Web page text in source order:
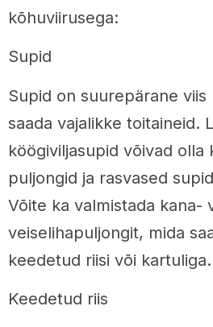
kõhuviirusega:
Supid
Supid on suurepärane
saada vajalikke toitaineid.
köögiviljasupid võivad olla
puljongid ja rasvased
Võite ka valmistada kana-
veiselihapuljongit, mida
keedetud riisi või kartuliga.
Keedetud riis